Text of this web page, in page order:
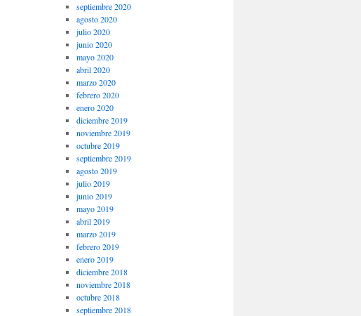
septiembre 2020
agosto 2020
julio 2020
junio 2020
mayo 2020
abril 2020
marzo 2020
febrero 2020
enero 2020
diciembre 2019
noviembre 2019
octubre 2019
septiembre 2019
agosto 2019
julio 2019
junio 2019
mayo 2019
abril 2019
marzo 2019
febrero 2019
enero 2019
diciembre 2018
noviembre 2018
octubre 2018
septiembre 2018